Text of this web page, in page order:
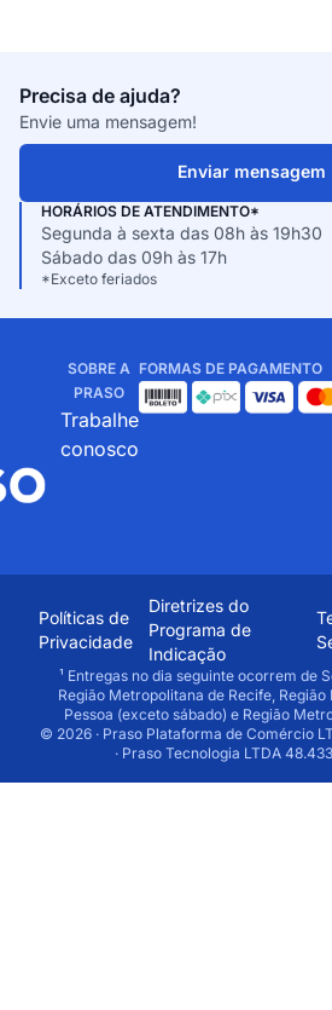
Precisa de ajuda?
Envie uma mensagem!
Enviar mensagem
HORÁRIOS DE ATENDIMENTO*
Segunda à sexta das 08h às 19h30
Sábado das 09h às 17h
*Exceto feriados
SOBRE A
PRASO
Trabalhe
conosco
FORMAS DE PAGAMENTO
Políticas de
Privacidade
Diretrizes do
Programa de
Indicação
¹ Entregas no dia seguinte ocorrem de
Região Metropolitana de Recife,
Pessoa (exceto sábado) e Região
© 2026 · Praso Plataforma de Comércio
· Praso Tecnologia LTDA